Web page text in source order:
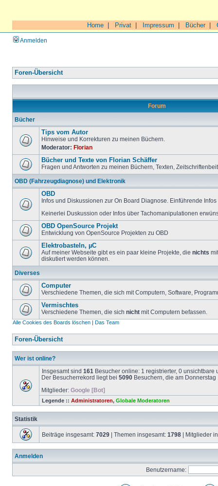
Home Privat Impressum Bücher|
Anmelden
Foren-Übersicht
Forum
Bücher
Tips vom Autor
Hinweise und Korrekturen zu meinen Büchern.
Moderator: Florian
Bücher und Texte von Florian Schäffer
Fragen und Antworten zu meinen Büchern, Texten,
OBD (Fahrzeugdiagnose) und Elektronik
OBD
Infos und Diskussionen zur On Board Diagnose. Einführende
Keinerlei Duskussion oder Infos über Tachomanipulationen
OBD OpenSource Projekt
Entwicklung von OpenSource Projekten zu OBD
Elektrobasteln, µC
Auf meiner Webseite gibt es ein paar kleine Projekte, die nichts
diskutiert werden können.
Diverses
Computer
Verschiedene Themen, die sich mit Computern, Software,
Vermischtes
Verschiedene Themen, die sich nicht mit Computern befassen.
Alle Cookies des Boards löschen | Das Team
Foren-Übersicht
Wer ist online?
Insgesamt sind 161 Besucher online: 1 registrierter, 0
Der Besucherrekord liegt bei 5090 Besuchern, die am
Mitglieder: Google [Bot]
Legende :: Administratoren, Globale Moderatoren
Statistik
Beiträge insgesamt: 7029 | Themen insgesamt: 1798 | Mitglieder
Anmelden
Benutzername: